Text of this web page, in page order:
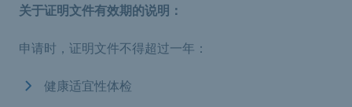
关于证明文件有效期的说明：
申请时，证明文件不得超过一年：
健康适宜性体检